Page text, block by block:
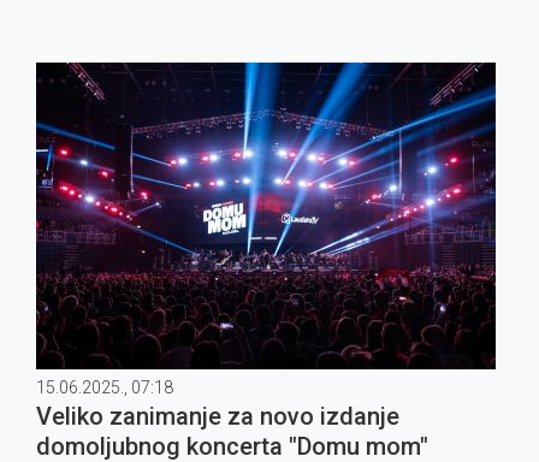
15.06.2025., 07:18
Veliko zanimanje za novo izdanje
domoljubnog koncerta "Domu mom"